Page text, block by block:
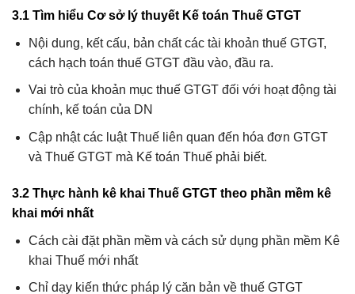
3.1 Tìm hiểu Cơ sở lý thuyết Kế toán Thuế GTGT
Nội dung, kết cấu, bản chất các tài khoản thuế GTGT,
cách hạch toán thuế GTGT đầu vào, đầu ra.
Vai trò của khoản mục thuế GTGT đối với hoạt động tài
chính, kế toán của DN
Cập nhật các luật Thuế liên quan đến hóa đơn GTGT
và Thuế GTGT mà Kế toán Thuế phải biết.
3.2 Thực hành kê khai Thuế GTGT theo phần mềm kê
khai mới nhất
Cách cài đặt phần mềm và cách sử dụng phần mềm Kê
khai Thuế mới nhất
Chỉ dạy kiến thức pháp lý căn bản về thuế GTGT